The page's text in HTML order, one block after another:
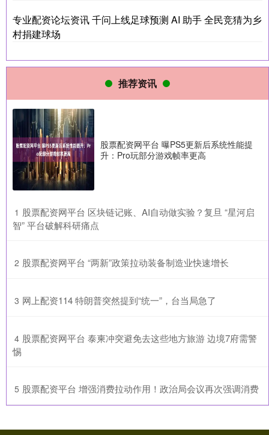
专业配资论坛资讯 千问上线足球预测 AI 助手 全民竞猜为乡
村捐建球场
推荐资讯
股票配资网平台 曝PS5更新后系统性能提
升：Pro玩部分游戏帧率更高
1 ​股票配资网平台 区块链记账、AI自动做实验？复旦 “星河启
智” 平台破解科研痛点
2 ​股票配资网平台 “两新”政策拉动装备制造业快速增长
3 ​网上配资114 特朗普突然提到“统一”，台当局急了
4 ​股票配资网平台 泰柬冲突避免去这些地方旅游 边境7府需警
惕
5 ​股票配资平台 增强消费拉动作用！政治局会议再次强调消费